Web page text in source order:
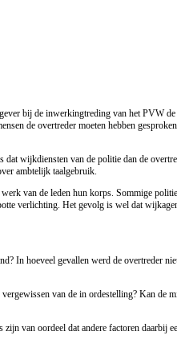
bij de inwerkingtreding van het PVW de
de overtreder moeten hebben
wijkdiensten van de politie dan de
ambtelijk taalgebruik.
van de leden hun korps. Sommige
verlichting. Het gevolg is wel dat
In hoeveel gevallen werd de overtreder
van de in ordestelling? Kan de
van oordeel dat andere factoren daarbij